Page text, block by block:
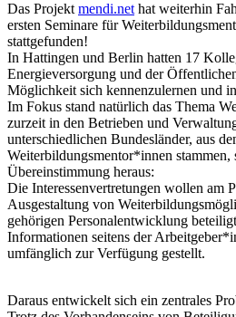
Das Projekt mendi.net hat weiterhin
ersten Seminare für
stattgefunden!
In Hattingen und Berlin hatten 17
Energieversorgung und der
Möglichkeit sich kennenzulernen und
Im Fokus stand natürlich das Thema
zurzeit in den Betrieben und
unterschiedlichen Bundesländer, aus
Weiterbildungsmentor*innen stammen,
Übereinstimmung heraus:
Die Interessenvertretungen wollen am
Ausgestaltung von
gehörigen Personalentwicklung
Informationen seitens der
umfänglich zur Verfügung gestellt.
Daraus entwickelt sich ein zentrales